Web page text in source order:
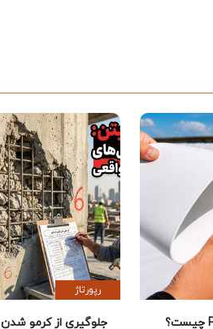
ژئوممبران PVC چیست؟
رپورتاژ
جلوگیری از کرمو شدن